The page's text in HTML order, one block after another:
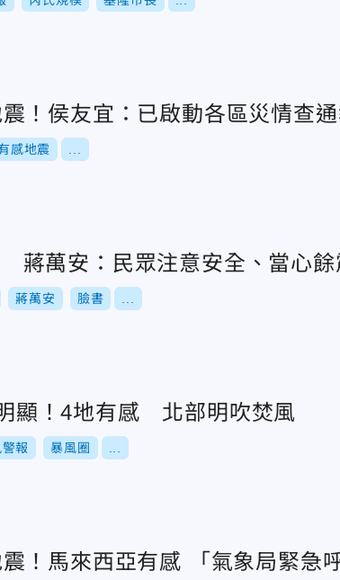
！侯友宜：已啟動各區災情查
感地震
蔣萬安：民眾注意安全、當心餘
蔣萬安 臉書
顯！4地有感 北部明吹焚風
報 暴風圈
！馬來西亞有感 「氣象局緊急